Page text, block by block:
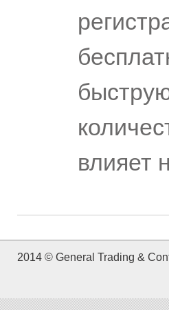
влияет
2014 © General Trading &